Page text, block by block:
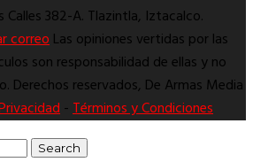
Calles 382-A. Tlazintla, Iztacalco.
correoLas opiniones vertidas por las
son responsabilidad de ellas y no
Derechos reservados, De Armas Media
-Términos y Condiciones